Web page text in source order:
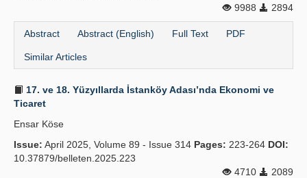
9988
2894
Abstract Abstract (English) Full Text PDF
Similar Articles
17. ve 18. Yüzyıllarda İstanköy Adası’nda Ekonomi ve
Ticaret
Ensar Köse
Issue: April 2025, Volume 89 - Issue 314 Pages: 223-264 DOI:
10.37879/belleten.2025.223
4710
2089